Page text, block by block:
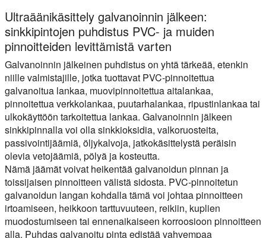
Ultraäänikäsittely galvanoinnin jälkeen:
sinkkipintojen puhdistus PVC- ja muiden
pinnoitteiden levittämistä varten
Galvanoinnin jälkeinen puhdistus on yhtä tärkeää, etenkin
niille valmistajille, jotka tuottavat PVC-pinnoitettua
galvanoitua lankaa, muovipinnoitettua aitalankaa,
pinnoitettua verkkolankaa, puutarhalankaa, ripustinlankaa tai
ulkokäyttöön tarkoitettua lankaa. Galvanoinnin jälkeen
sinkkipinnalla voi olla sinkkioksidia, valkoruosteita,
passivointijäämiä, öljykalvoja, jatkokäsittelystä peräisin
olevia vetojäämiä, pölyä ja kosteutta.
Nämä jäämät voivat heikentää galvanoidun pinnan ja
toissijaisen pinnoitteen välistä sidosta. PVC-pinnoitetun
galvanoidun langan kohdalla tämä voi johtaa pinnoitteen
irtoamiseen, heikkoon tarttuvuuteen, reikiin, kuplien
muodostumiseen tai ennenaikaiseen korroosioon pinnoitteen
alla. Puhdas galvanoitu pinta edistää vahvempaa